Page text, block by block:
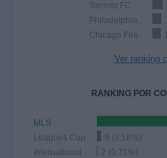
Toronto FC
Chicago Fire
Ver ranking
RANKING POR
MLS
Leagues Cup
9 (3,18%)
2 (0,71%)